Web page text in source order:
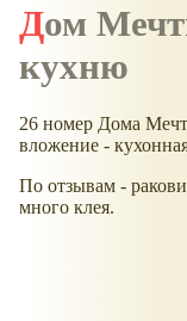
Дом Мечты 26 - раковина на
кухню
26 номер Дома
вложение -
По отзывам -
много клея.